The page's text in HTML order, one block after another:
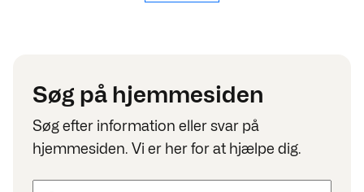
Søg på hjemmesiden
Søg efter information eller svar på
hjemmesiden. Vi er her for at hjælpe dig.